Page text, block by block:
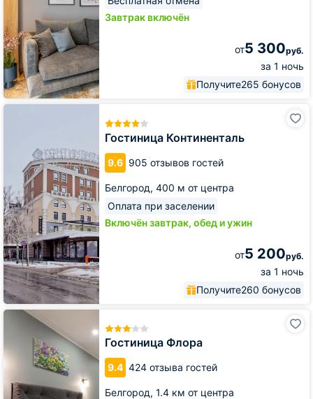
Завтрак включён
от5 300руб.
за 1 ночь
Получите265 бонусов
Гостиница Континенталь
9.6 905 отзывов гостей
Белгород, 400 м от центра
Оплата при заселении
Включён завтрак, обед и ужин
от5 200руб.
за 1 ночь
Получите260 бонусов
Гостиница
Гостиница Флора
9.4 424 отзыва гостей
Белгород, 1.4 км от центра
Гостиница